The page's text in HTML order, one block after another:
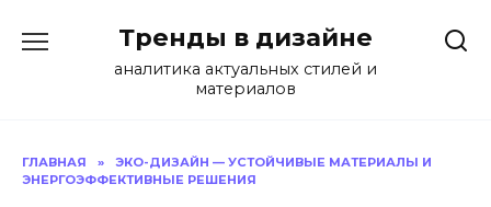
содержанию
Тренды в дизайне
аналитика актуальных стилей и
материалов
ГЛАВНАЯ »
ЭКО-ДИЗАЙН — УСТОЙЧИВЫЕ МАТЕРИАЛЫ И
ЭНЕРГОЭФФЕКТИВНЫЕ РЕШЕНИЯ